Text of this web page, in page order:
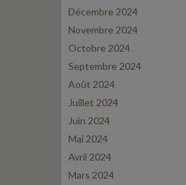
Décembre 2024
Novembre 2024
Octobre 2024
Septembre 2024
Août 2024
Juillet 2024
Juin 2024
Mai 2024
Avril 2024
Mars 2024